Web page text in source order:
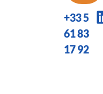
+33 5
61 83
17 92